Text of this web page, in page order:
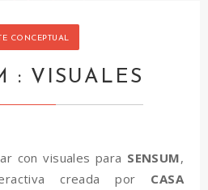
CONCEPTUAL
: VISUALES
con visuales para SENSUM,
creada por CASA